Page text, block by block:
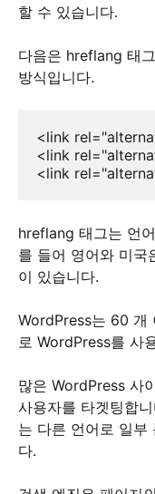
할 수 있습니다.
다음은 hreflang 태
방식입니다.
<link
<link
<link
hreflang 태그는 언
를 들어 영어와 미
이 있습니다.
WordPress는 60 개
로 WordPress를 사
많은 WordPress 사
사용자를 타겟팅합
는 다른 언어로 일부
다.